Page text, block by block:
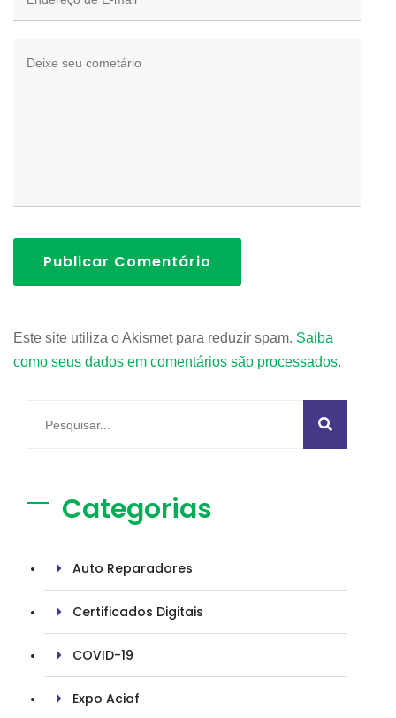
Publicar Comentário
Este site utiliza o Akismet para reduzir spam. Saiba
como seus dados em comentários são processados.
Categorias
Auto Reparadores
Certificados Digitais
COVID-19
Expo Aciaf